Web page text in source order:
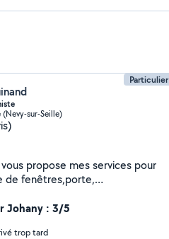
Particulier
(Nevy-sur-Seille)
propose mes services pour
restoration de meuble, . ...ets
Johany : 3/5
trop tard